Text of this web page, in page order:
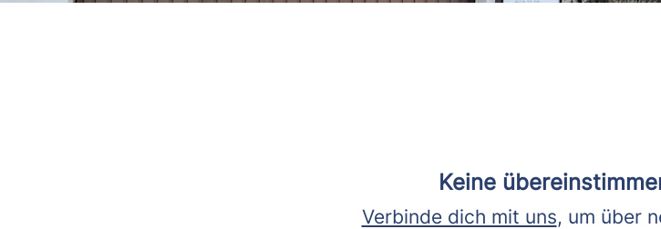
Keine
Verbinde dich mit uns, um über